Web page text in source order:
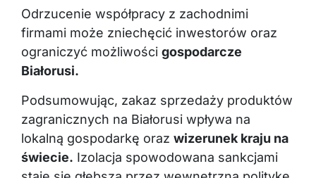
Odrzucenie współpracy z zachodnimi
firmami może zniechęcić inwestorów oraz
ograniczyć możliwości gospodarcze
Białorusi.
Podsumowując, zakaz sprzedaży produktów
zagranicznych na Białorusi wpływa na
lokalną gospodarkę oraz wizerunek kraju na
świecie. Izolacja spowodowana sankcjami